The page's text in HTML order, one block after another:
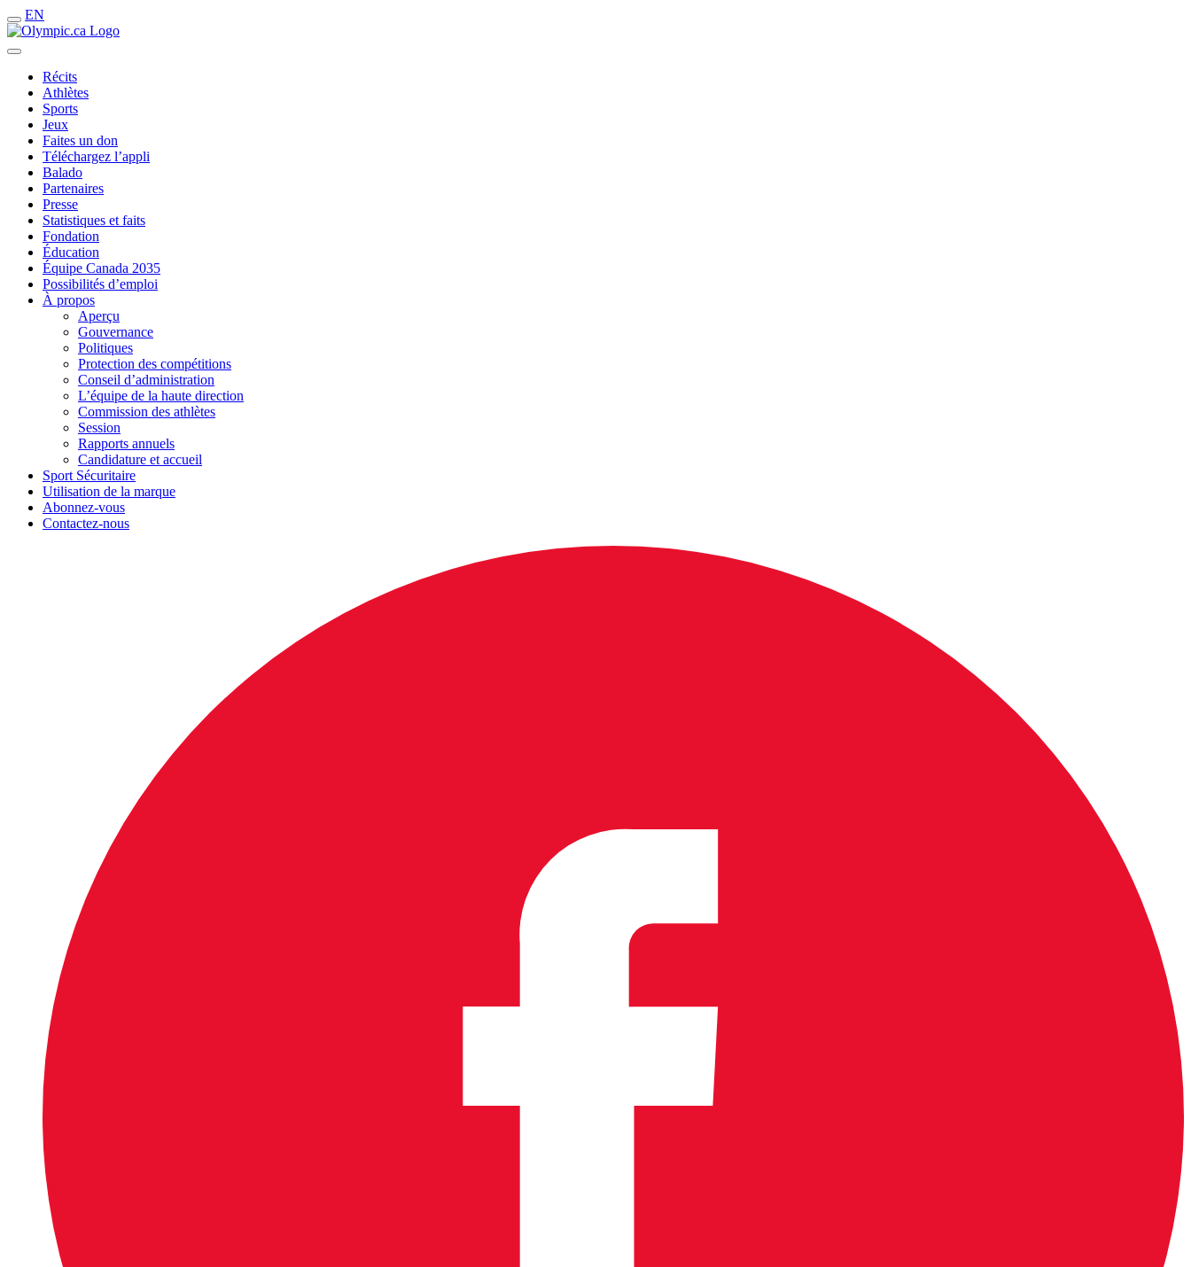
EN
Récits
Athlètes
Sports
Jeux
Faites un don
Téléchargez l’appli
Balado
Partenaires
Presse
Statistiques et faits
Fondation
Éducation
Équipe Canada 2035
Possibilités d’emploi
À propos
Aperçu
Gouvernance
Politiques
Protection des compétitions
Conseil d’administration
L’équipe de la haute direction
Commission des athlètes
Session
Rapports annuels
Candidature et accueil
Sport Sécuritaire
Utilisation de la marque
Abonnez-vous
Contactez-nous